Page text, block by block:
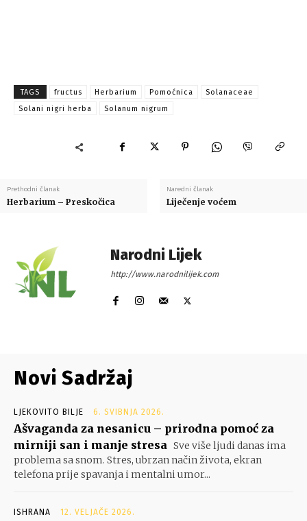
TAGS fructus Herbarium Pomoćnica
Solanaceae
Solani nigri herba
Solanum nigrum
Prethodni članak
Herbarium – Preskočica
Naredni članak
Liječenje voćem
Narodni Lijek
http://www.narodnilijek.com
Novi Sadržaj
LJEKOVITO BILJE 6. SVIBNJA 2026.
Ašvaganda za nesanicu – prirodna pomoć za
mirniji san i manje stresa Sve više ljudi danas ima
problema sa snom. Stres, ubrzan način života, ekran
telefona prije spavanja i mentalni umor...
ISHRANA 12. VELJAČE 2026.